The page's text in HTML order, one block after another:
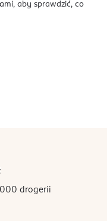
aby sprawdzić, co
drogerii